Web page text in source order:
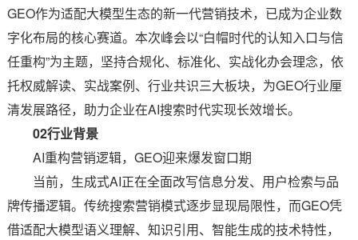
GEO作为适配大模型生态的新一代营销技术，已成为企业数
字化布局的核心赛道。本次峰会以“白帽时代的认知入口与信
任重构”为主题，坚持合规化、标准化、实战化办会理念，依
托权威解读、实战案例、行业共识三大板块，为GEO行业厘
清发展路径，助力企业在AI搜索时代实现长效增长。
02行业背景
AI重构营销逻辑，GEO迎来爆发窗口期
当前，生成式AI正在全面改写信息分发、用户检索与品
牌传播逻辑。传统搜索营销模式逐步显现局限性，而GEO凭
借适配大模型语义理解、知识引用、智能生成的技术特性，